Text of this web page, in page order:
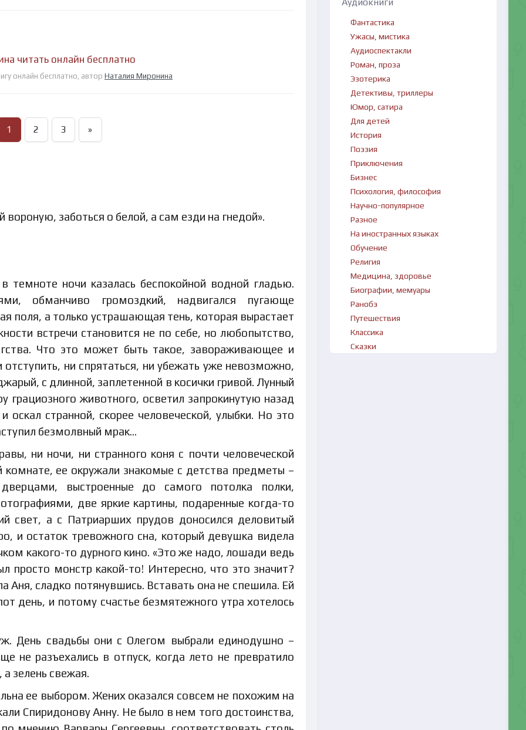
читать онлайн бесплатно
онлайн бесплатно, автор Наталия Миронина
1 2 3 »
заботься о белой, а сам езди на гнедой».
темноте ночи казалась беспокойной водной гладью.
обманчиво громоздкий, надвигался пугающе
поля, а только устрашающая тень, которая вырастает
встречи становится не по себе, но любопытство,
Что это может быть такое, завораживающее и
ни спрятаться, ни убежать уже невозможно,
с длинной, заплетенной в косички гривой. Лунный
грациозного животного, осветил запрокинутую назад
оскал странной, скорее человеческой, улыбки. Но это
безмолвный мрак…
ни ночи, ни странного коня с почти человеческой
ее окружали знакомые с детства предметы –
выстроенные до самого потолка полки,
две яркие картины, подаренные когда-то
свет, а с Патриарших прудов доносился деловитый
и остаток тревожного сна, который девушка видела
какого-то дурного кино. «Это же надо, лошади ведь
просто монстр какой-то! Интересно, что это значит?
сладко потянувшись. Вставать она не спешила. Ей
день, и потому счастье безмятежного утра хотелось
День свадьбы они с Олегом выбрали единодушно –
не разъехались в отпуск, когда лето не превратило
зелень свежая.
ее выбором. Жених оказался совсем не похожим на
Спиридонову Анну. Не было в нем того достоинства,
Фантастика
Ужасы, мистика
Аудиоспектакли
Роман, проза
Эзотерика
Детективы, триллеры
Юмор, сатира
Для детей
История
Поэзия
Приключения
Бизнес
Психология, философия
Научно-популярное
Разное
На иностранных языках
Обучение
Религия
Медицина, здоровье
Биографии, мемуары
Ранобэ
Путешествия
Классика
Сказки